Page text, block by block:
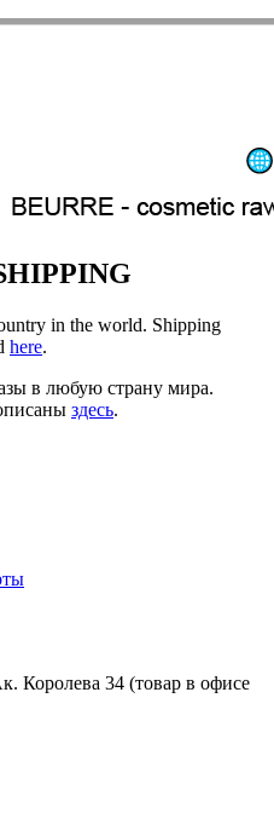
in the world. Shipping
here.
в любую страну мира.
здесь.
Королева 34 (товар в офисе